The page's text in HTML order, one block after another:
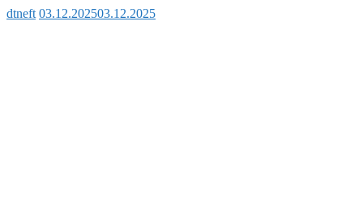
dtneft 03.12.202503.12.2025